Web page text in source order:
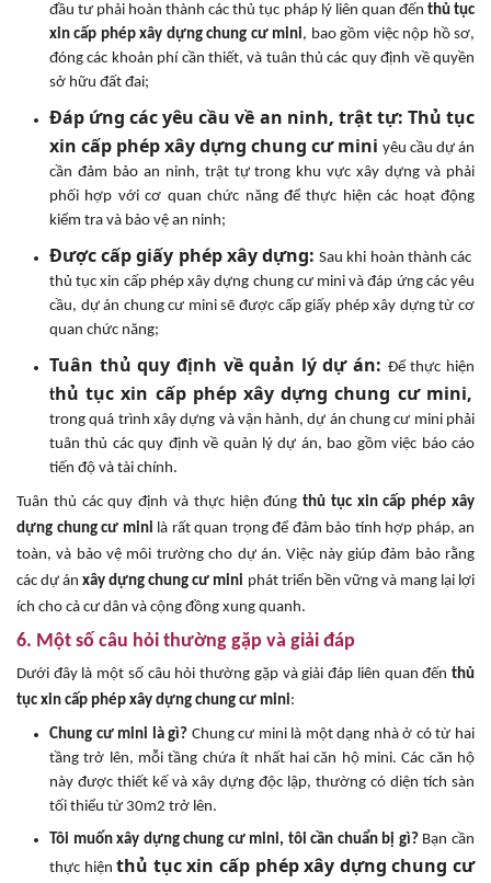
đầu tư phải hoàn thành các thủ tục pháp lý liên quan đến thủ tục
xin cấp phép xây dựng chung cư mini, bao gồm việc nộp hồ sơ,
đóng các khoản phí cần thiết, và tuân thủ các quy định về quyền
sở hữu đất đai;
Đáp ứng các yêu cầu về an ninh, trật tự: Thủ tục
xin cấp phép xây dựng chung cư mini yêu cầu dự án
cần đảm bảo an ninh, trật tự trong khu vực xây dựng và phải
phối hợp với cơ quan chức năng để thực hiện các hoạt động
kiểm tra và bảo vệ an ninh;
Được cấp giấy phép xây dựng:Sau khi hoàn thành các
thủ tục xin cấp phép xây dựng chung cư mini và đáp ứng các yêu
cầu, dự án chung cư mini sẽ được cấp giấy phép xây dựng từ cơ
quan chức năng;
Tuân thủ quy định về quản lý dự án: Để thực hiện
thủ tục xin cấp phép xây dựng chung cư mini,
trong quá trình xây dựng và vận hành, dự án chung cư mini phải
tuân thủ các quy định về quản lý dự án, bao gồm việc báo cáo
tiến độ và tài chính.
Tuân thủ các quy định và thực hiện đúngthủ tục xin cấp phép xây
dựng chung cư mini là rất quan trọng để đảm bảo tính hợp pháp, an
toàn, và bảo vệ môi trường cho dự án. Việc này giúp đảm bảo rằng
các dự ánxây dựng chung cư mini phát triển bền vững và mang lại lợi
ích cho cả cư dân và cộng đồng xung quanh.
6. Một số câu hỏi thường gặp và giải đáp
Dưới đây là một số câu hỏi thường gặp và giải đáp liên quan đến thủ
tục xin cấp phép xây dựng chung cư mini:
Chung cư mini là gì? Chung cư mini là một dạng nhà ở có từ hai
tầng trở lên, mỗi tầng chứa ít nhất hai căn hộ mini. Các căn hộ
này được thiết kế và xây dựng độc lập, thường có diện tích sàn
tối thiểu từ 30m2 trở lên.
Tôi muốn xây dựng chung cư mini, tôi cần chuẩn bị gì? Bạn cần
thực hiệnthủ tục xin cấp phép xây dựng chung cư